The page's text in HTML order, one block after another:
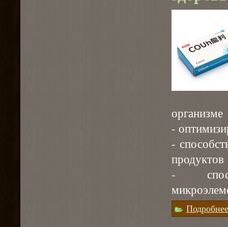
организме
-
-
продуктов
-
Подробнее